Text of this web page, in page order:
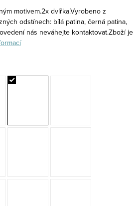
motivem.2x dvířka.Vyrobeno z
odstínech: bílá patina, černá patina,
nás neváhejte kontaktovat.Zboží je